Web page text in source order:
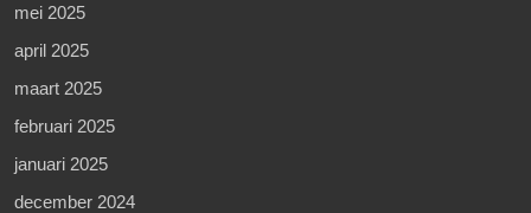
mei 2025
april 2025
maart 2025
februari 2025
januari 2025
december 2024